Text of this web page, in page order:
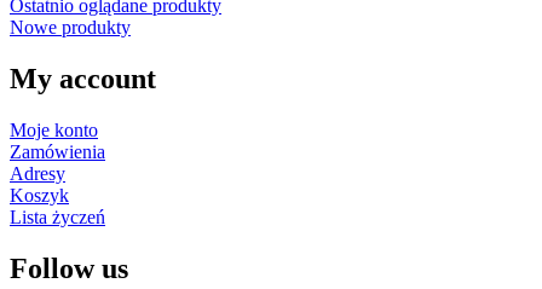
Ostatnio oglądane produkty
Nowe produkty
My account
Moje konto
Zamówienia
Adresy
Koszyk
Lista życzeń
Follow us